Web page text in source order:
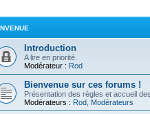
Introduction
A lire en priorité.
Modérateur : Rod
Bienvenue sur ces forums !
Présentation des règles et accueil
Modérateurs : Rod Modérateurs